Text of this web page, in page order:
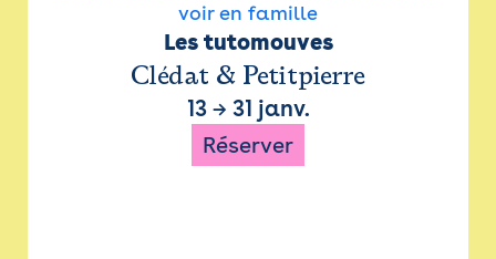
voir en famille
Les tutomouves
Clédat & Petitpierre
13→ 31 janv.
Réserver